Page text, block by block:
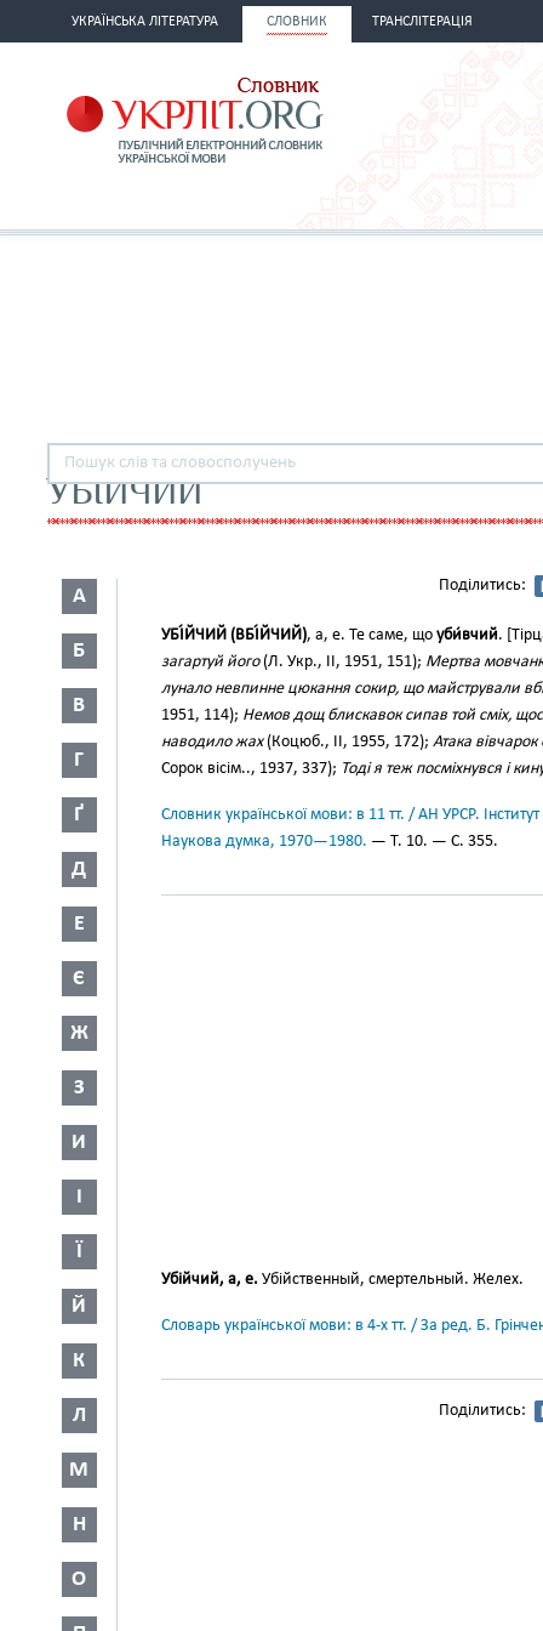
УКРАЇНСЬКА ЛІТЕРАТУРА СЛОВНИК ТРАНСЛІТЕРАЦІЯ
УБІЙЧИЙ
А
Б
В
Г
Ґ
Д
Е
Є
Ж
З
И
І
Ї
Й
К
Л
М
Н
О
Поділитись:
УБІ́ЙЧИЙ (ВБІ́ЙЧИЙ), а, е. Те саме, що уби́вчий.
загартуй його(Л. Укр., II, 1951, 151); Мертва
лунало невпинне цюкання сокир, що майстрували
1951, 114); Немов дощ блискавок сипав той сміх,
наводило жах(Коцюб., II, 1955, 172); Атака
Сорок вісім.., 1937, 337); Тоді я теж посміхнувся і
Словник української мови: в 11 тт. / АН УРСР.
Наукова думка, 1970—1980. — Т. 10. — С. 355.
Убійчий, а, е. Убійственный, смертельный. Желех.
Словарь української мови: в 4-х тт. / За ред. Б.
Поділитись: